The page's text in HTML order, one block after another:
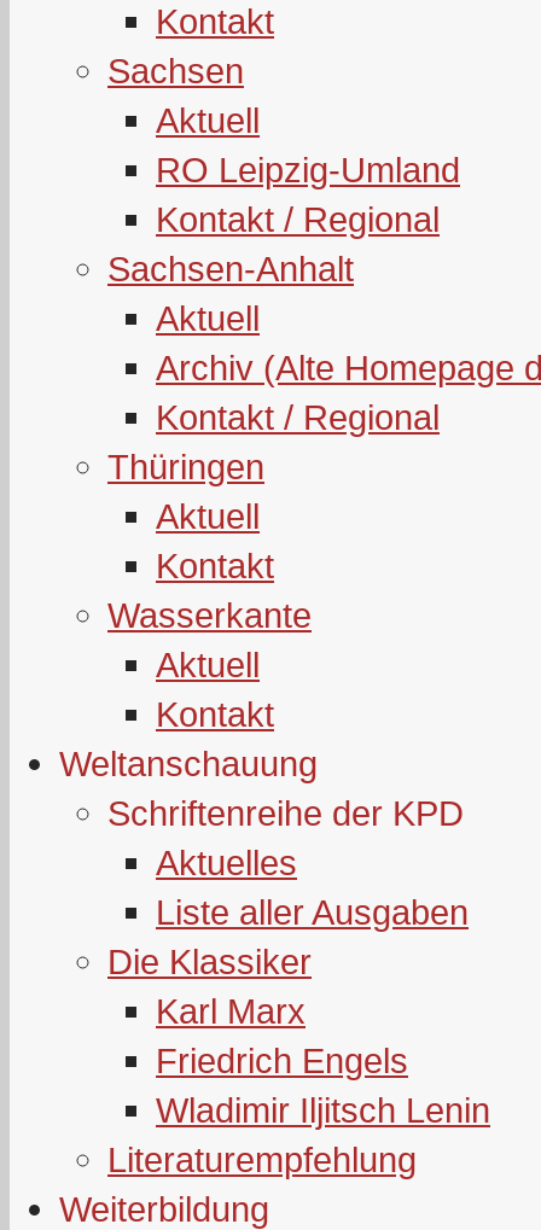
Kontakt
Sachsen
Aktuell
RO Leipzig-Umland
Kontakt / Regional
Sachsen-Anhalt
Aktuell
Archiv (Alte Homepage
Kontakt / Regional
Thüringen
Aktuell
Kontakt
Wasserkante
Aktuell
Kontakt
Weltanschauung
Schriftenreihe der KPD
Aktuelles
Liste aller Ausgaben
Die Klassiker
Karl Marx
Friedrich Engels
Wladimir Iljitsch Lenin
Literaturempfehlung
Weiterbildung